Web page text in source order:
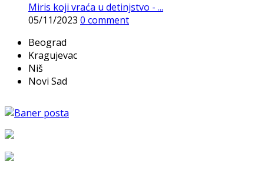
Miris koji vraća u detinjstvo - ...
05/11/2023 0 comment
Beograd
Kragujevac
Niš
Novi Sad